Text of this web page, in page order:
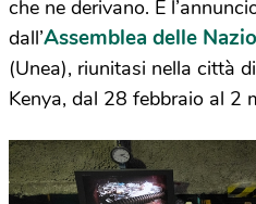
che ne derivano. È
dall’Assemblea delle
(Unea), riunitasi nella città
Kenya, dal 28 febbraio al 2